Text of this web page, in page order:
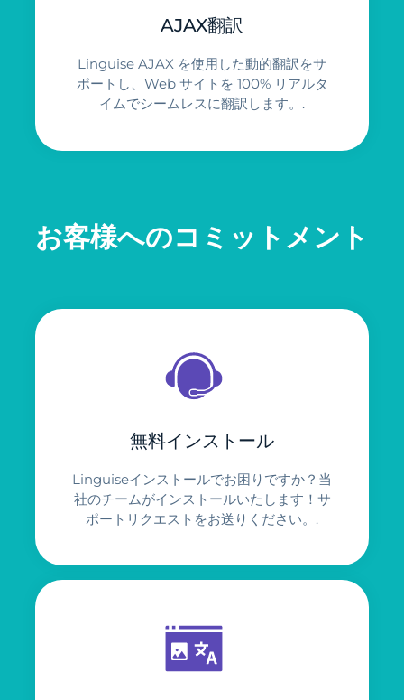
AJAX翻訳
Linguise AJAX を使用した動的翻訳をサ
ポートし、Web サイトを 100% リアルタ
イムでシームレスに翻訳します。.
お客様へのコミットメント
無料インストール
Linguiseインストールでお困りですか？当
社のチームがインストールいたします！サ
ポートリクエストをお送りください。.